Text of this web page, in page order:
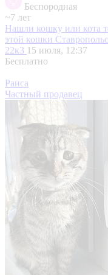
Беспородная
~7 лет
Нашли кошку или кота
этой кошки
22к3 15 июля, 12:37
Бесплатно
Раиса
Частный продавец